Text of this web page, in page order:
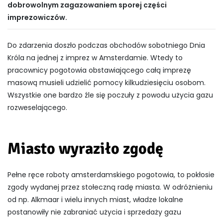
dobrowolnym zagazowaniem sporej części
imprezowiczów.
Do zdarzenia doszło podczas obchodów sobotniego Dnia
Króla na jednej z imprez w Amsterdamie. Wtedy to
pracownicy pogotowia obstawiającego całą imprezę
masową musieli udzielić pomocy kilkudziesięciu osobom.
Wszystkie one bardzo źle się poczuły z powodu użycia gazu
rozweselającego.
Miasto wyraziło zgodę
Pełne ręce roboty amsterdamskiego pogotowia, to pokłosie
zgody wydanej przez stołeczną radę miasta. W odróżnieniu
od np. Alkmaar i wielu innych miast, władze lokalne
postanowiły nie zabraniać użycia i sprzedaży gazu